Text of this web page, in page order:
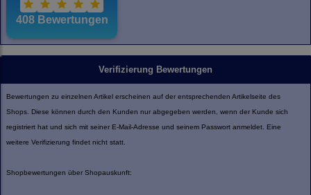
Verifizierung Bewertungen
Bewertungen zu einzelnen Artikel erscheinen auf der entsprechenden Artikelseite des
Shops. Diese können durch den Kunden nur abgegeben werden, wenn der Kunde sich
registriert hat und sich mit seiner E-Mail-Adresse und seinem Passwort anmeldet. Eine
weitere Verifizierung findet nicht statt.
Shopbewertungen über Shopauskunft: